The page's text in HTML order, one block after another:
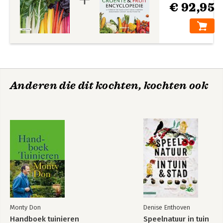
€ 92,95
Anderen die dit kochten, kochten ook
Monty Don
Handboek tuinieren
Denise Enthoven
Speelnatuur in tuin